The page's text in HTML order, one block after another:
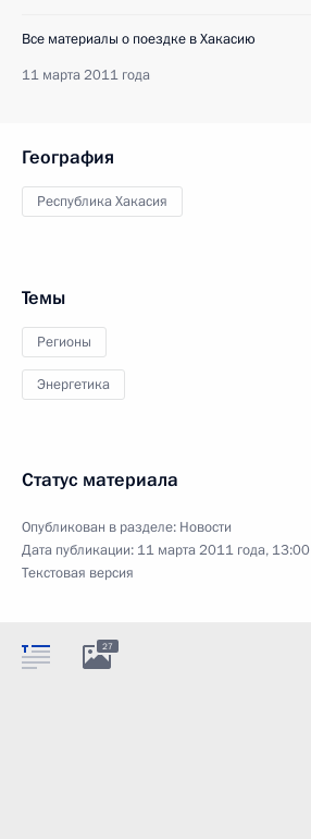
Все материалы о поездке в Хакасию
11 марта 2011 года
География
Республика Хакасия
Темы
Регионы
Энергетика
Статус материала
Опубликован в разделе: Новости
Дата публикации: 11 марта 2011 года, 13:00
Текстовая версия
27